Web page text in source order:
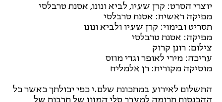
יוצרי הסרט: קרן שעיו, לביא ונונו, אסנת טרבלסי
מפיקה ראשית: אסנת טרבלסי
תסריט ובימוי: קרן שעיו ולביא ונונו
מפיקה: אסנת טרבלסי
צילום: רונן קרוק
עריכה: מירי לאופר וגדי מוזס
מוסיקה מקורית: רן אלמליח
התשלום לאירוע במתכונת שלם.י כפי יכולתך כאשר כל
ההכנסות תרומה למערך סלי המזון של תרבות של